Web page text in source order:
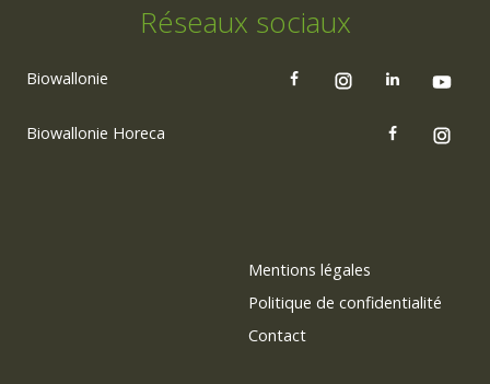
Réseaux sociaux
Biowallonie
Biowallonie Horeca
Mentions légales
Politique de confidentialité
Contact